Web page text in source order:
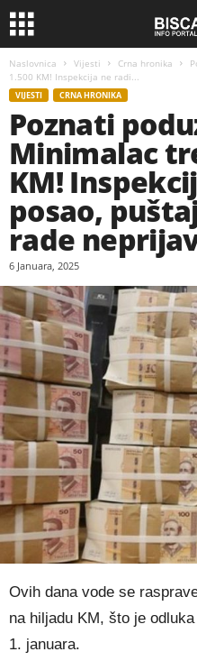
Naslovnica Vijesti Crna hronika
1.500 KM! Inspekcija ne radi...
VIJESTI CRNA HRONIKA
Poznati
Minimalac
KM!
posao,
rade
6 Januara, 2025
Ovih dana vode se
na hiljadu KM, što je
1. januara.